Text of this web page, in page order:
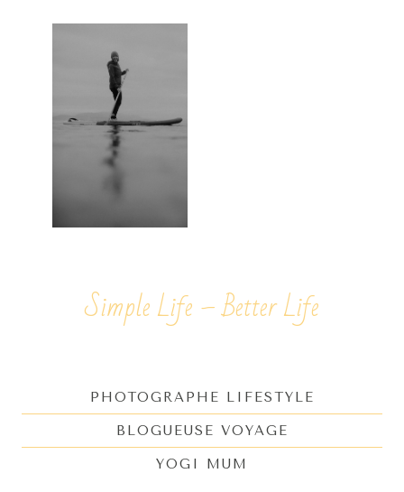
Simple Life – Better Life
PHOTOGRAPHE LIFESTYLE
BLOGUEUSE VOYAGE
YOGI MUM